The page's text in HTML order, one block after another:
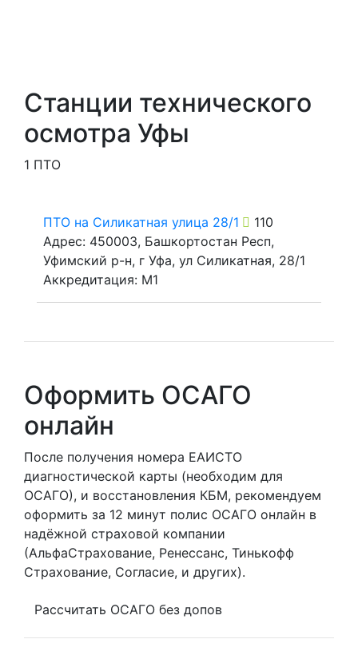
Станции технического
осмотра Уфы
1 ПТО
ПТО на Силикатная улица 28/1
110
Адрес: 450003, Башкортостан Респ,
Уфимский р-н, г Уфа, ул Силикатная, 28/1
Аккредитация: M1
Оформить ОСАГО
онлайн
После получения номера ЕАИСТО
диагностической карты (необходим для
ОСАГО), и восстановления КБМ, рекомендуем
оформить за 12 минут полис ОСАГО онлайн в
надёжной страховой компании
(АльфаСтрахование, Ренессанс, Тинькофф
Страхование, Согласие, и других).
Рассчитать ОСАГО без допов